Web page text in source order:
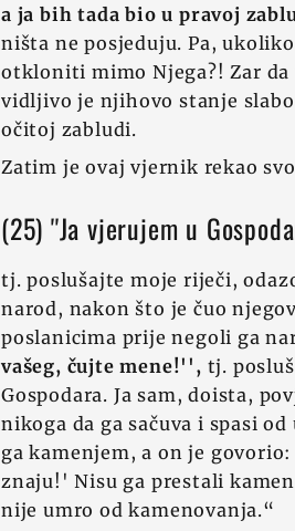
a ja bih tada bio u pravoj
ništa ne posjeduju. Pa,
otkloniti mimo Njega?! Zar da
vidljivo je njihovo stanje
očitoj zabludi.
Zatim je ovaj vjernik rekao
(25) ''Ja vjerujem u
tj. poslušajte moje riječi,
narod, nakon što je čuo
poslanicima prije negoli ga
vašeg, čujte mene!'', tj.
Gospodara. Ja sam, doista,
nikoga da ga sačuva i spasi
ga kamenjem, a on je
znaju!' Nisu ga prestali
nije umro od kamenovanja.“